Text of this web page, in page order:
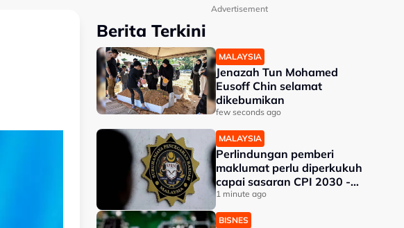
Advertisement
Berita Terkini
MALAYSIA
Jenazah Tun Mohamed
Eusoff Chin selamat
dikebumikan
few seconds ago
MALAYSIA
Perlindungan pemberi
maklumat perlu diperkukuh
capai sasaran CPI 2030 -
SPRM
1 minute ago
BISNES